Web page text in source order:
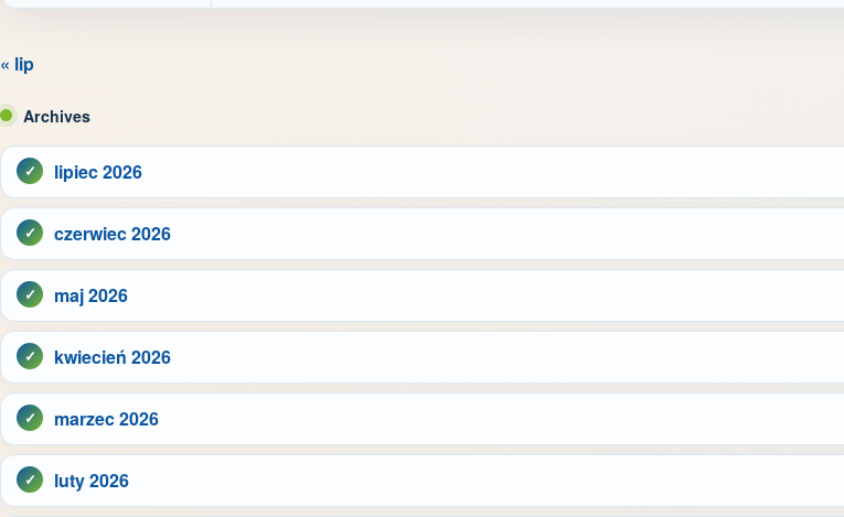
« lip
Archives
lipiec 2026
czerwiec 2026
maj 2026
kwiecień 2026
marzec 2026
luty 2026